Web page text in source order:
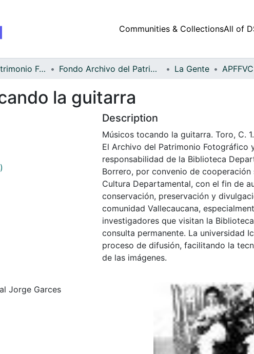
Communities & CollectionsAll of
Archivo del Patrimonio Fotográfico y Fílmico del Valle del Cauca Fondo Archivo del Patrimonio Fotográfico y Fílmico del Valle del Cauca La Gente
la guitarra
Jorge Garces
Description
Músicos tocando la guitarra. Toro, C.
El Archivo del Patrimonio Fotográfico
responsabilidad de la Biblioteca
Borrero, por convenio de
Cultura Departamental, con el fin de
conservación, preservación y
comunidad Vallecaucana,
investigadores que visitan la
consulta permanente. La universidad
proceso de difusión, facilitando la
de las imágenes.